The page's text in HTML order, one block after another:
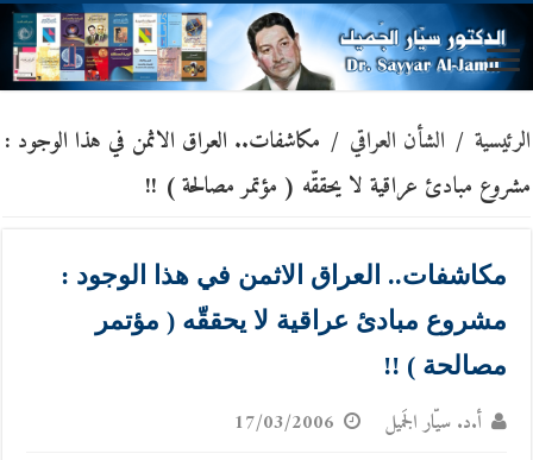
الرئيسية / الشأن العراقي / مكاشفات.. العراق الاثمن في هذا الوجود :
مشروع مبادئ عراقية لا يحققّه ( مؤتمر مصالحة ) !!
مكاشفات.. العراق الاثمن في هذا الوجود :
مشروع مبادئ عراقية لا يحققّه ( مؤتمر
مصالحة ) !!
أ.د. سيّار الجَميل 17/03/2006